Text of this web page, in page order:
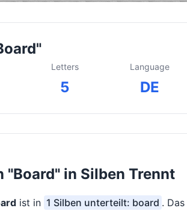
Letters
5
Language
DE
"Board" in Silben Trennt
ist in 1 Silben unterteilt: board . Das